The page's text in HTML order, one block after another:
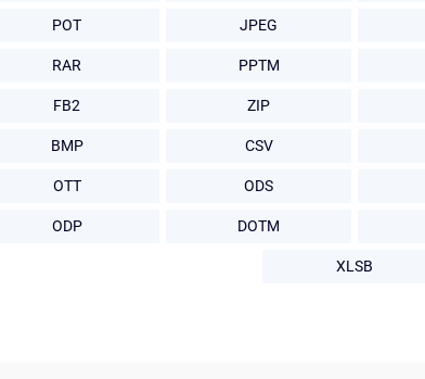
POT JPEG
RAR PPTM
FB2 ZIP
BMP CSV
OTT ODS
ODP DOTM
XLSB